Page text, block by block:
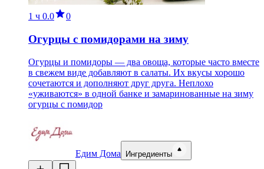
1 ч 0.0 0
Огурцы с помидорами на зиму
Огурцы и помидоры — два овоща, которые часто вместе
в свежем виде добавляют в салаты. Их вкусы хорошо
сочетаются и дополняют друг друга. Неплохо
«уживаются» в одной банке и замаринованные на зиму
огурцы с помидор
Едим Дома Ингредиенты